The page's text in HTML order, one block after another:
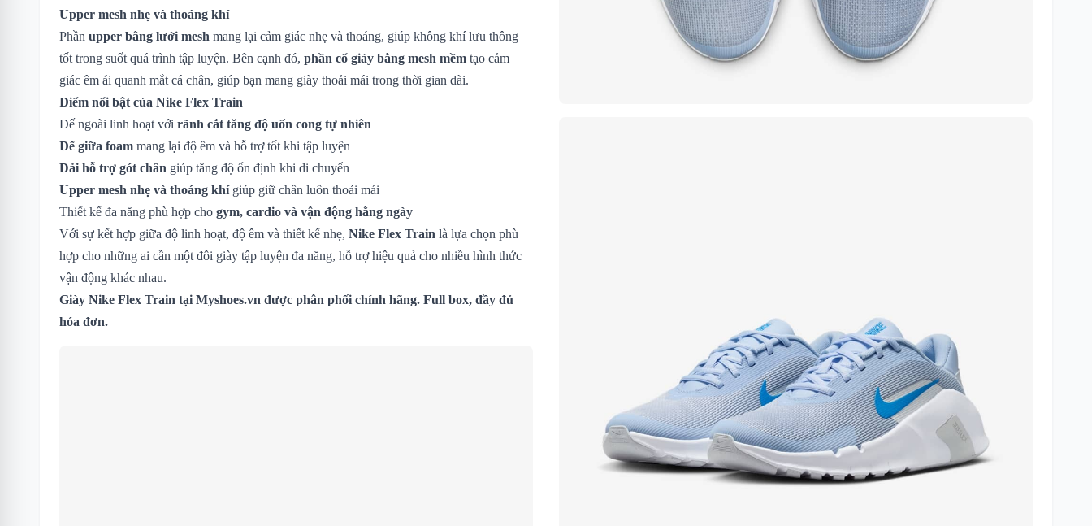
Upper mesh nhẹ và thoáng khí
Phần upper bằng lưới mesh mang lại cảm giác nhẹ và thoáng, giúp không khí lưu thông
tốt trong suốt quá trình tập luyện. Bên cạnh đó, phần cổ giày bằng mesh mềm tạo cảm
giác êm ái quanh mắt cá chân, giúp bạn mang giày thoải mái trong thời gian dài.
Điểm nổi bật của Nike Flex Train
Đế ngoài linh hoạt với rãnh cắt tăng độ uốn cong tự nhiên
Đế giữa foam mang lại độ êm và hỗ trợ tốt khi tập luyện
Dải hỗ trợ gót chân giúp tăng độ ổn định khi di chuyển
Upper mesh nhẹ và thoáng khígiúp giữ chân luôn thoải mái
Thiết kế đa năng phù hợp cho gym, cardio và vận động hằng ngày
Với sự kết hợp giữa độ linh hoạt, độ êm và thiết kế nhẹ, Nike Flex Train là lựa chọn phù
hợp cho những ai cần một đôi giày tập luyện đa năng, hỗ trợ hiệu quả cho nhiều hình thức
vận động khác nhau.
Giày Nike Flex Train tại Myshoes.vn được phân phối chính hãng. Full box, đầy đủ
hóa đơn.